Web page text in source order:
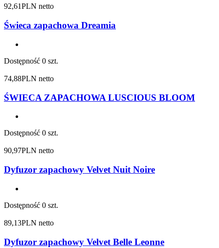
92,61PLN netto
Świeca zapachowa Dreamia
Dostępność 0 szt.
74,88PLN netto
ŚWIECA ZAPACHOWA LUSCIOUS BLOOM
Dostępność 0 szt.
90,97PLN netto
Dyfuzor zapachowy Velvet Nuit Noire
Dostępność 0 szt.
89,13PLN netto
Dyfuzor zapachowy Velvet Belle Leonne